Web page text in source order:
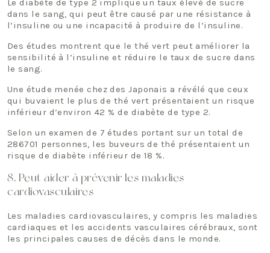
Le diabète de type 2 implique un taux élevé de sucre
dans le sang, qui peut être causé par une résistance à
l’insuline ou une incapacité à produire de l’insuline.
Des études montrent que le thé vert peut améliorer la
sensibilité à l’insuline et réduire le taux de sucre dans
le sang.
Une étude menée chez des Japonais a révélé que ceux
qui buvaient le plus de thé vert présentaient un risque
inférieur d’environ 42 % de diabète de type 2.
Selon un examen de 7 études portant sur un total de
286701 personnes, les buveurs de thé présentaient un
risque de diabète inférieur de 18 %.
8. Peut aider à prévenir les maladies
cardiovasculaires
Les maladies cardiovasculaires, y compris les maladies
cardiaques et les accidents vasculaires cérébraux, sont
les principales causes de décès dans le monde.